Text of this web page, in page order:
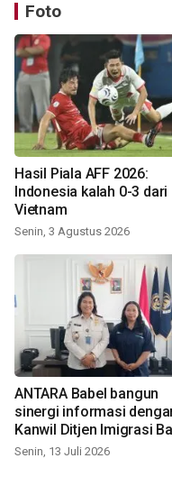
Foto
Hasil Piala AFF 2026:
Indonesia kalah 0-3 dari
Vietnam
Senin, 3 Agustus 2026
ANTARA Babel bangun
sinergi informasi
Kanwil Ditjen Imigrasi
Senin, 13 Juli 2026